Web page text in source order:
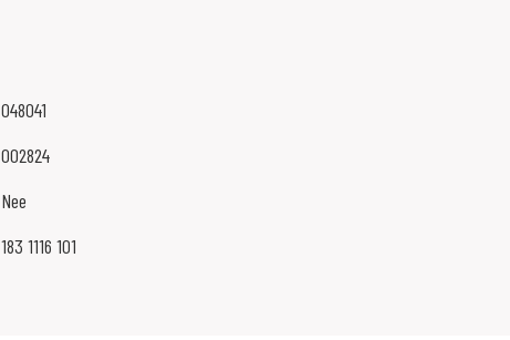
048041
002824
Nee
183 1116 101